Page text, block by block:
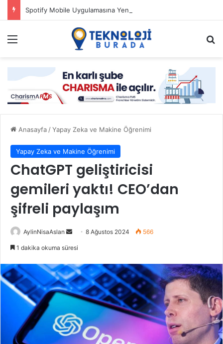
Spotify Mobile Uygulamasına Yeni Özellikler Ekliyor
Menü
Anasayfa/Yapay Zeka ve Makine Öğrenimi
Yapay Zeka ve Makine Öğrenimi
ChatGPT geliştiricisi
gemileri yaktı! CEO’dan
şifreli paylaşım
AylinNisaAslan
Bir
göndermek
8 Ağustos 2024 566
1 dakika okuma süresi